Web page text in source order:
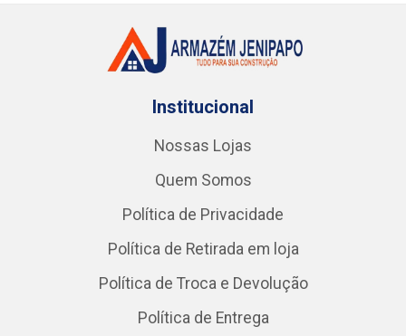
Institucional
Nossas Lojas
Quem Somos
Política de Privacidade
Política de Retirada em loja
Política de Troca e Devolução
Política de Entrega